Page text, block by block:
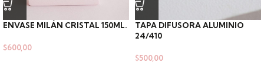
ENVASE MILÁN CRISTAL 150ML.
$600,00
TAPA DIFUSORA ALUMINIO
24/410
$500,00